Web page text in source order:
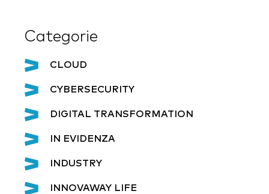
Categorie
CLOUD
CYBERSECURITY
DIGITAL TRANSFORMATION
IN EVIDENZA
INDUSTRY
INNOVAWAY LIFE